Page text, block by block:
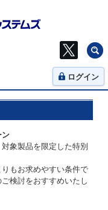
ログイン
ン
象製品を限定した特別
もお求めやすい条件で
検討をおすすめいたし